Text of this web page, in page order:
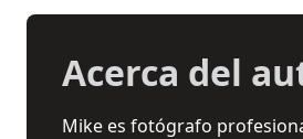
Acerca del
Mike es fotógrafo